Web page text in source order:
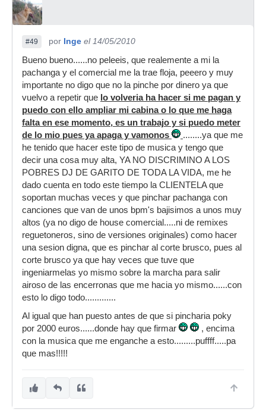
#49 por Inge el 14/05/2010
Bueno bueno......no peleeis, que realemente a mi la
pachanga y el comercial me la trae floja, peeero y muy
importante no digo que no la pinche por dinero ya que
vuelvo a repetir que lo volveria ha hacer si me pagan y
puedo con ello ampliar mi cabina o lo que me haga
falta en ese momento, es un trabajo y si puedo meter
de lo mio pues ya apaga y vamonos
........ya que me
he tenido que hacer este tipo de musica y tengo que
decir una cosa muy alta, YA NO DISCRIMINO A LOS
POBRES DJ DE GARITO DE TODA LA VIDA, me he
dado cuenta en todo este tiempo la CLIENTELA que
soportan muchas veces y que pinchar pachanga con
canciones que van de unos bpm's bajisimos a unos muy
altos (ya no digo de house comercial.....ni de remixes
reguetoneros, sino de versiones originales) como hacer
una sesion digna, que es pinchar al corte brusco, pues al
corte brusco ya que hay veces que tuve que
ingeniarmelas yo mismo sobre la marcha para salir
airoso de las encerronas que me hacia yo mismo......con
esto lo digo todo.............
Al igual que han puesto antes de que si pincharia poky
por 2000 euros......donde hay que firmar
, encima
con la musica que me enganche a esto.........puffff.....pa
que mas!!!!!